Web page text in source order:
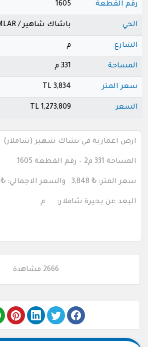
رقم القطعة 1605
الحي باشاك شاهير / SAMLAR
الشارع م
المساحة 331 م
سعر المتر 3,834 TL
السعر 1,273,809 TL
ارض اعمارية في بشاك شهير (شاملار)
المساحة 331 م2 – رقم القطعة 1605
سعر المتر: ₺ 3,848 والسعر الاجمالي: ₺ 1,273,809
البعد عن بحيرة شاملار: م
2666 مشاهدة